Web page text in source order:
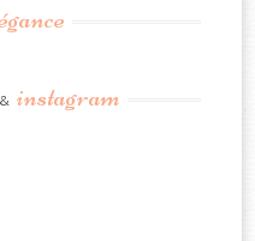
instagram